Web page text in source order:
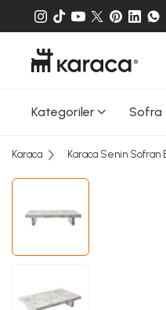
Kategoriler Sofra
Karaca Karaca Senin Sofran